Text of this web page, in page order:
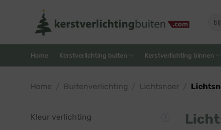
naar:
Home Kerstverlichting buiten Kerstverlichting binnen
Home Buitenverlichting Lichtsnoer
Kleur verlichting